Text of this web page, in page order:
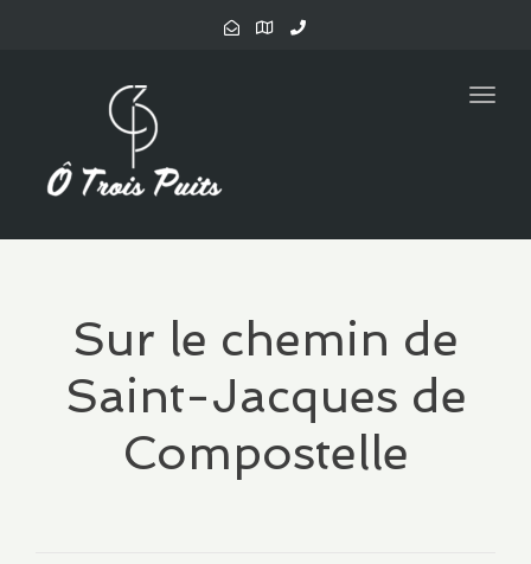
Sur le chemin de
Saint-Jacques de
Compostelle